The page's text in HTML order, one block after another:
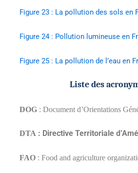
Figure 23 : La pollution des sols en
Figure 24 : Pollution lumineuse en
Figure 25 : La pollution de l’eau en
Liste des
DOG : Document d’Orientations
DTA : Directive Territoriale
FAO : Food and agriculture